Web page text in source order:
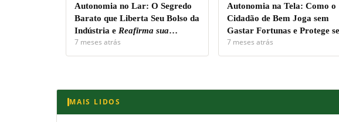
Autonomia no Lar: O Segredo
Barato que Liberta Seu Bolso da
Indústria e Reafirma sua
Soberania Pessoal!
7 meses atrás
Autonomia na Tela: Como o
Cidadão de Bem Joga sem
Gastar Fortunas e Protege
Capital.
7 meses atrás
MAIS LIDOS